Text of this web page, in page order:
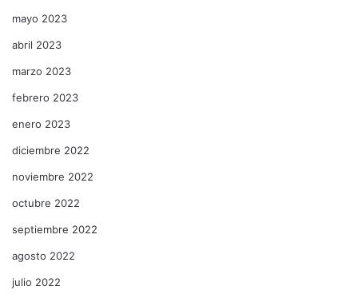
mayo 2023
abril 2023
marzo 2023
febrero 2023
enero 2023
diciembre 2022
noviembre 2022
octubre 2022
septiembre 2022
agosto 2022
julio 2022